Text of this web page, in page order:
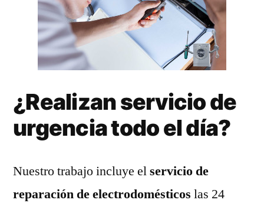
¿Realizan servicio de
urgencia todo el día?
Nuestro trabajo incluye elservicio de
reparación de electrodomésticos las 24